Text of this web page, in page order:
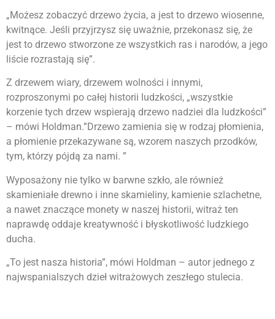
„Możesz zobaczyć drzewo życia, a jest to drzewo wiosenne,
kwitnące. Jeśli przyjrzysz się uważnie, przekonasz się, że
jest to drzewo stworzone ze wszystkich ras i narodów, a jego
liście rozrastają się”.
Z drzewem wiary, drzewem wolności i innymi,
rozproszonymi po całej historii ludzkości, „wszystkie
korzenie tych drzew wspierają drzewo nadziei dla ludzkości”
– mówi Holdman.”Drzewo zamienia się w rodzaj płomienia,
a płomienie przekazywane są, wzorem naszych przodków,
tym, którzy pójdą za nami. ”
Wyposażony nie tylko w barwne szkło, ale również
skamieniałe drewno i inne skamieliny, kamienie szlachetne,
a nawet znaczące monety w naszej historii, witraż ten
naprawdę oddaje kreatywność i błyskotliwość ludzkiego
ducha.
„To jest nasza historia”, mówi Holdman – autor jednego z
najwspanialszych dzieł witrażowych zeszłego stulecia.